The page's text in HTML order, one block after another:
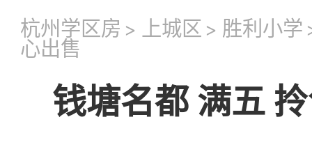
杭州学区房 > 上城区 > 胜利小学
心出售
钱塘名都 满五